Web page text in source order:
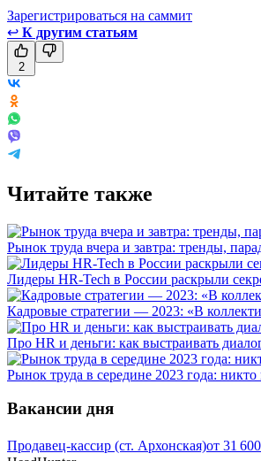
Зарегистрироваться на саммит
↩ К другим статьям
2
Читайте также
Рынок труда вчера и завтра: тренды,
Лидеры HR-Tech в России раскрыли
Кадровые стратегии — 2023: «В
Про HR и деньги: как выстраивать
Рынок труда в середине 2023 года:
Вакансии дня
Продавец-кассир (ст. Архонская)от 31 600